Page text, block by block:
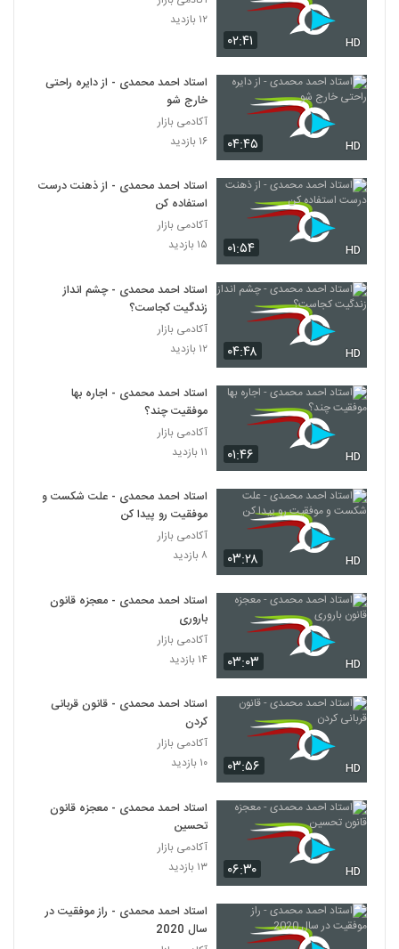
۰۲:۴۱ HD
۱۲ بازدید
۰۴:۴۵ HD
استاد احمد محمدی - از دایره راحتی
خارج شو
آکادمی بازار
۱۶ بازدید
۰۱:۵۴ HD
استاد احمد محمدی - از ذهنت درست
استفاده کن
آکادمی بازار
۱۵ بازدید
۰۴:۴۸ HD
استاد احمد محمدی - چشم انداز
زندگیت کجاست؟
آکادمی بازار
۱۲ بازدید
۰۱:۴۶ HD
استاد احمد محمدی - اجاره بها
موفقیت چند؟
آکادمی بازار
۱۱ بازدید
۰۳:۲۸ HD
استاد احمد محمدی - علت شکست و
موفقیت رو پیدا کن
آکادمی بازار
۸ بازدید
۰۳:۰۳ HD
استاد احمد محمدی - معجزه قانون
باروری
آکادمی بازار
۱۴ بازدید
۰۳:۵۶ HD
استاد احمد محمدی - قانون قربانی
کردن
آکادمی بازار
۱۰ بازدید
۰۶:۳۰ HD
استاد احمد محمدی - معجزه قانون
تحسین
آکادمی بازار
۱۳ بازدید
استاد احمد محمدی - راز موفقیت در
سال 2020